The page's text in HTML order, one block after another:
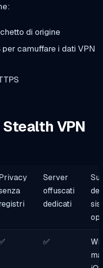
di origine
camuffare i dati VPN
VPN
Server
offuscati
dedicati
del
✅